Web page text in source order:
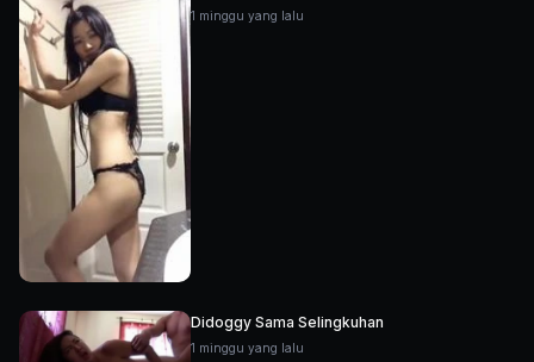
1 minggu yang lalu
Didoggy Sama Selingkuhan
1 minggu yang lalu